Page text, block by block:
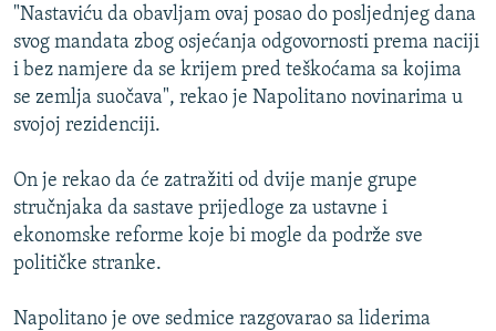
GENOCID U SREBRENICI
POPLAVE I KLIZIŠTA U BIH 2024.
TV LIBERTY
MOJA EVROPA
TRI DECENIJE OD RATA U BIH
SVE KARTE DEJTONA
NASTANAK I RASPAD JUGOSLAVIJE
PRATITE NAS
Sve RFE/RL stranice
"Nastaviću da obavljam ovaj posao do posljednjeg dana
svog mandata zbog osjećanja odgovornosti prema naciji
i bez namjere da se krijem pred teškoćama sa kojima
se zemlja suočava", rekao je Napolitano novinarima u
svojoj rezidenciji.
On je rekao da će zatražiti od dvije manje grupe
stručnjaka da sastave prijedloge za ustavne i
ekonomske reforme koje bi mogle da podrže sve
političke stranke.
Napolitano je ove sedmice razgovarao sa liderima